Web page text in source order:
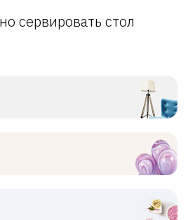
сервировать стол